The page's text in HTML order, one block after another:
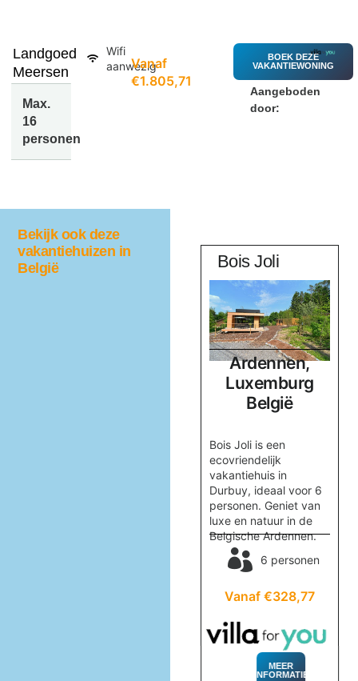
Landgoed
Meersen
Max.
16
personen
Wifi
aanwezig
Vanaf
€1.805,71
BOEK DEZE
VAKANTIEWONING
Aangeboden
door:
Bekijk ook deze
vakantiehuizen in
België t Bakhuys Bois Joli
Ardennen,
Luxemburg
België
Bois Joli is een
ecovriendelijk
vakantiehuis in
Durbuy, ideaal voor 6
personen. Geniet van
luxe en natuur in de
Belgische Ardennen.
6 personen
Vanaf €328,77
MEER
INFORMATIE